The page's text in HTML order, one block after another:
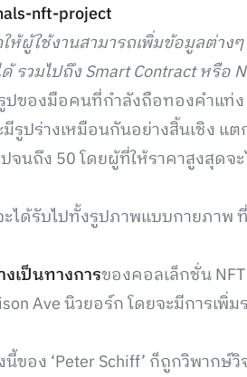
nft-project
ห้ผู้ใช้งานสามารถเพิ่มข้อมูลต่าง
รวมไปถึง Smart Contract หรือ
รูปของมือคนที่กำลังถือทองคำแ
รูปร่างเหมือนกันอย่างสิ้นเชิง แ
จนถึง 50 โดยผู้ที่ให้ราคาสูงสุดจ
ได้รับไปทั้งรูปภาพแบบกายภาพ ที่
งเป็นทางการของคอลเล็กชั่น
Ave นิวยอร์ก โดยจะมีการเพิ่
นี้ของ ‘Peter Schiff’ ก็ถูกวิพาก